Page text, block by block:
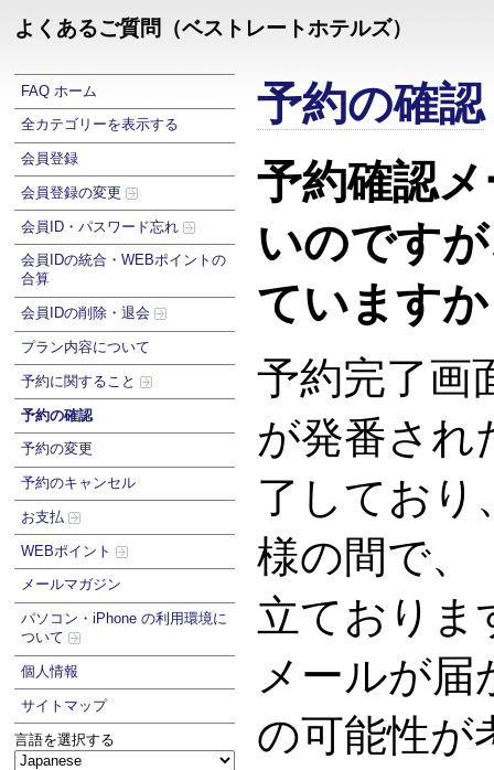
よくあるご質問（ベストレートホテルズ）
FAQ ホーム
全カテゴリーを表示する
会員登録
会員登録の変更
会員ID・パスワード忘れ
会員IDの統合・WEBポイントの
合算
会員IDの削除・退会
プラン内容について
予約に関すること
予約の確認
予約の変更
予約のキャンセル
お支払
WEBポイント
メールマガジン
パソコン・iPhone の利用環境に
ついて
個人情報
サイトマップ
言語を選択する
予約の確認
予約確認
いのです
ています
予約完了画
が発番され
了しており
様の間で、
立ておりま
メールが届
の可能性が